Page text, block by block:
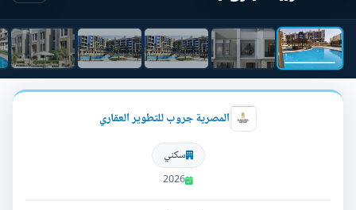
المصرية جروب للتطوير العقاري
سكني
2026